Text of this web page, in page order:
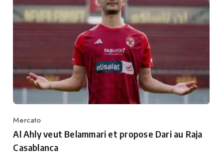
Category
Mercato
Al Ahly veut Belammari et propose Dari au Raja
Casablanca